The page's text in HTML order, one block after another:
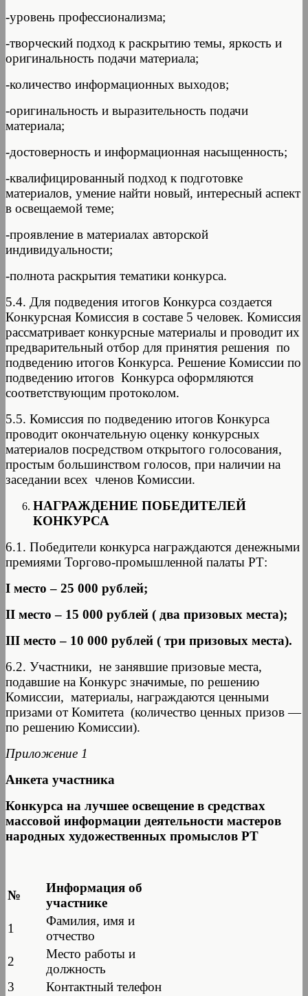
-уровень профессионализма;
-творческий подход к раскрытию темы, яркость и
оригинальность подачи материала;
-количество информационных выходов;
-оригинальность и выразительность подачи
материала;
-достоверность и информационная насыщенность;
-квалифицированный подход к подготовке
материалов, умение найти новый, интересный аспект
в освещаемой теме;
-проявление в материалах авторской
индивидуальности;
-полнота раскрытия тематики конкурса.
5.4. Для подведения итогов Конкурса создается
Конкурсная Комиссия в составе 5 человек. Комиссия
рассматривает конкурсные материалы и проводит их
предварительный отбор для принятия решения по
подведению итогов Конкурса. Решение Комиссии по
подведению итогов Конкурса оформляются
соответствующим протоколом.
5.5. Комиссия по подведению итогов Конкурса
проводит окончательную оценку конкурсных
материалов посредством открытого голосования,
простым большинством голосов, при наличии на
заседании всех членов Комиссии.
НАГРАЖДЕНИЕ ПОБЕДИТЕЛЕЙ
КОНКУРСА
6.1. Победители конкурса награждаются денежными
премиями Торгово-промышленной палаты РТ:
I место – 25 000 рублей;
II место – 15 000 рублей ( два призовых места);
III место – 10 000 рублей ( три призовых места).
6.2. Участники, не занявшие призовые места,
подавшие на Конкурс значимые, по решению
Комиссии, материалы, награждаются ценными
призами от Комитета (количество ценных призов —
по решению Комиссии).
Приложение 1
Анкета участника
Конкурса на лучшее освещение в средствах
массовой информации деятельности мастеров
народных художественных промыслов РТ
№
Информация об
участнике
1
Фамилия, имя и
отчество
2
Место работы и
должность
3
Контактный телефон